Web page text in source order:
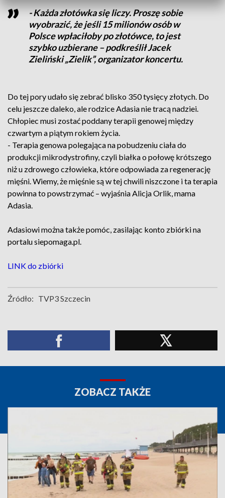
- Każda złotówka się liczy. Proszę sobie
wyobrazić, że jeśli 15 milionów osób w
Polsce wpłaciłoby po złotówce, to jest
szybko uzbierane – podkreślił Jacek
Zieliński „Zielik”, organizator koncertu.
Do tej pory udało się zebrać blisko 350 tysięcy złotych. Do
celu jeszcze daleko, ale rodzice Adasia nie tracą nadziei.
Chłopiec musi zostać poddany terapii genowej między
czwartym a piątym rokiem życia.
- Terapia genowa polegająca na pobudzeniu ciała do
produkcji mikrodystrofiny, czyli białka o połowę krótszego
niż u zdrowego człowieka, które odpowiada za regenerację
mięśni. Wiemy, że mięśnie są w tej chwili niszczone i ta terapia
powinna to powstrzymać – wyjaśnia Alicja Orlik, mama
Adasia.
Adasiowi można także pomóc, zasilając konto zbiórki na
portalu siepomaga.pl.
LINK do zbiórki
Źródło: TVP3 Szczecin
ZOBACZ TAKŻE